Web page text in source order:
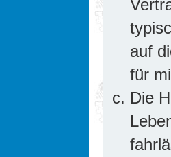
auf
für
Die